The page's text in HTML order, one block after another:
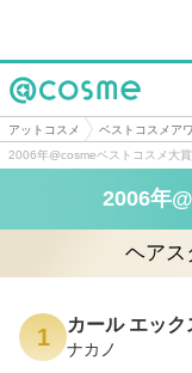
@cosme
アットコスメ ベストコスメア
2006年@cosmeベストコスメ大
2006年
ヘアス
1 カール エッ
ナカノ